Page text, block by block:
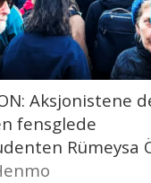
Aksjonistene
fensglede
Rümeysa